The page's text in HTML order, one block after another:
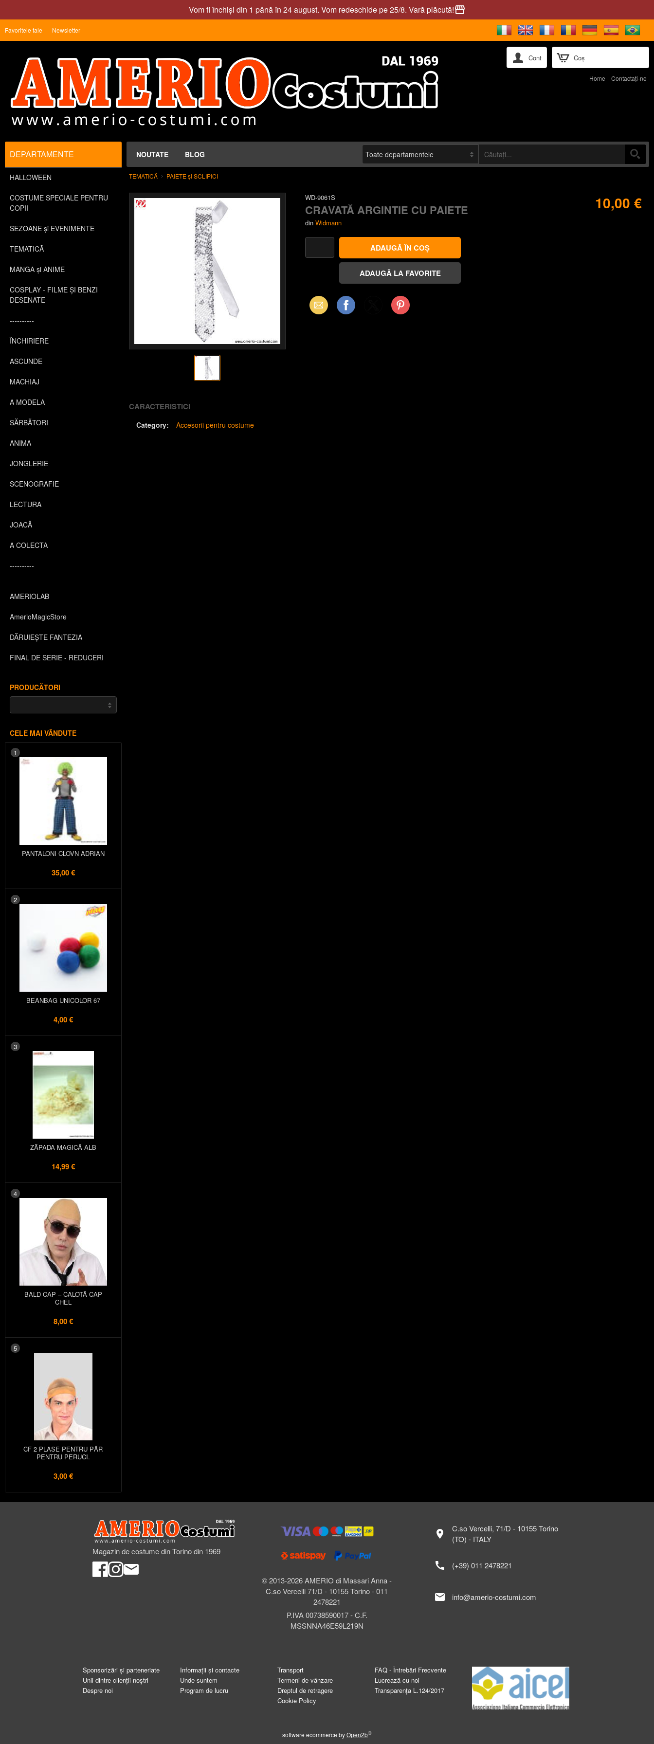
Vom fi închiși din 1 până în 24 august. Vom redeschide pe 25/8. Vară plăcută!storefront
Coș
Favoritele tale Newsletter
Cont
Home Contactaţi-ne
NOUTATE BLOG
DEPARTAMENTE
HALLOWEEN
COSTUME SPECIALE PENTRU
COPII
SEZOANE și EVENIMENTE
TEMATICĂ
MANGA și ANIME
COSPLAY - FILME ȘI BENZI
DESENATE
----------
ÎNCHIRIERE
ASCUNDE
MACHIAJ
A MODELA
SĂRBĂTORI
ANIMA
JONGLERIE
SCENOGRAFIE
LECTURA
JOACĂ
A COLECTA
----------
AMERIOLAB
AmerioMagicStore
DĂRUIEȘTE FANTEZIA
FINAL DE SERIE - REDUCERI
PRODUCĂTORI
CELE MAI VÂNDUTE
1
PANTALONI CLOVN ADRIAN
35,00 €
2
BEANBAG UNICOLOR 67
4,00 €
3
ZĂPADA MAGICĂ ALB
14,99 €
4
BALD CAP – CALOTĂ CAP
CHEL
8,00 €
5
CF 2 PLASE PENTRU PĂR
PENTRU PERUCI.
3,00 €
TEMATICĂ PAIETE și SCLIPICI
WD-9061S
CRAVATĂ ARGINTIE CU PAIETE
din Widmann
10,00 €
Email Facebook Pinterest
CARACTERISTICI
Category: Accesorii pentru costume
Magazin de costume din Torino din 1969
© 2013-2026 AMERIO di Massari Anna -
C.so Vercelli 71/D - 10155 Torino - 011
2478221
P.IVA 00738590017 - C.F.
MSSNNA46E59L219N
location_on
C.so Vercelli, 71/D - 10155 Torino
(TO) - ITALY
call (+39) 011 2478221
mail info@amerio-costumi.com
Sponsorizări și parteneriate
Unii dintre clienții noștri
Despre noi
Informații și contacte
Unde suntem
Program de lucru
Transport
Termeni de vânzare
Dreptul de retragere
Cookie Policy
FAQ - Întrebări Frecvente
Lucrează cu noi
Transparența L.124/2017
software ecommerce byOpen2b®